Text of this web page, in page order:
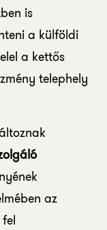
is
a külföldi
a kettős
telephely
az